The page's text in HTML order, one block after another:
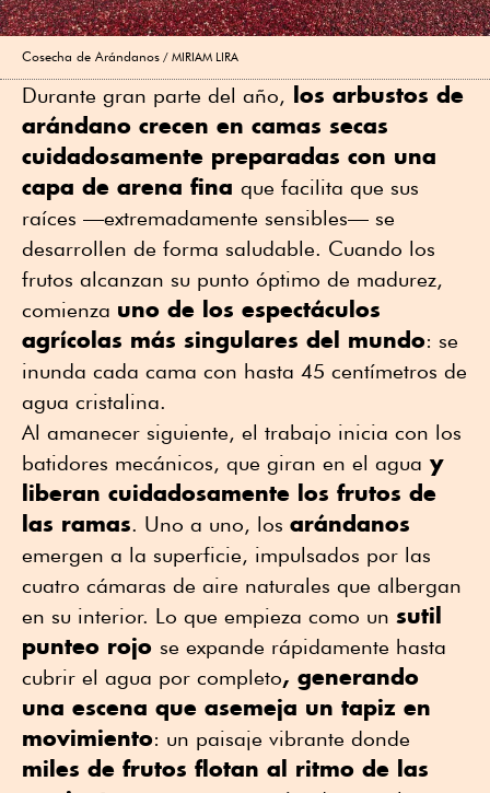
Cosecha de Arándanos MIRIAM LIRA
Durante gran parte del año, los arbustos de
arándano crecen en camas secas
cuidadosamente preparadas con una
capa de arena fina que facilita que sus
raíces —extremadamente sensibles— se
desarrollen de forma saludable. Cuando los
frutos alcanzan su punto óptimo de madurez,
comienza uno de los espectáculos
agrícolas más singulares del mundo: se
inunda cada cama con hasta 45 centímetros de
agua cristalina.
Al amanecer siguiente, el trabajo inicia con los
batidores mecánicos, que giran en el agua y
liberan cuidadosamente los frutos de
las ramas. Uno a uno, los arándanos
emergen a la superficie, impulsados por las
cuatro cámaras de aire naturales que albergan
en su interior. Lo que empieza como un sutil
punteo rojo se expande rápidamente hasta
cubrir el agua por completo, generando
una escena que asemeja un tapiz en
movimiento: un paisaje vibrante donde
miles de frutos flotan al ritmo de las